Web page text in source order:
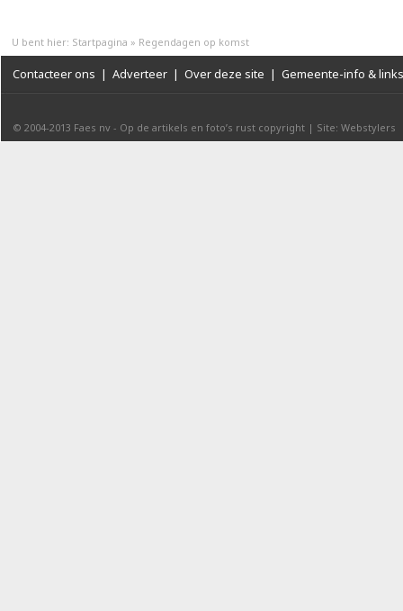
U bent hier: Startpagina » Regendagen op komst
Contacteer ons | Adverteer | Over deze site | Gemeente-info & links
© 2004-2013 Faes nv - Op de artikels en foto’s rust copyright | Site: Webstylers